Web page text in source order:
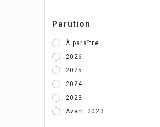
Parution
À paraître
2026
2025
2024
2023
Avant 2023